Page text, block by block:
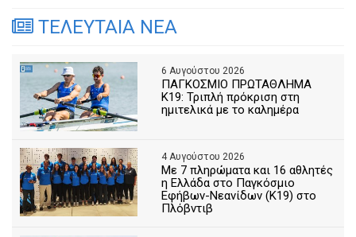
ΤΕΛΕΥΤΑΙΑ ΝΕΑ
6 Αυγούστου 2026
ΠΑΓΚΟΣΜΙΟ ΠΡΩΤΑΘΛΗΜΑ
Κ19: Τριπλή πρόκριση στη
ημιτελικά με το καλημέρα
4 Αυγούστου 2026
Με 7 πληρώματα και 16 αθλητές
η Ελλάδα στο Παγκόσμιο
Εφήβων-Νεανίδων (Κ19) στο
Πλόβντιβ